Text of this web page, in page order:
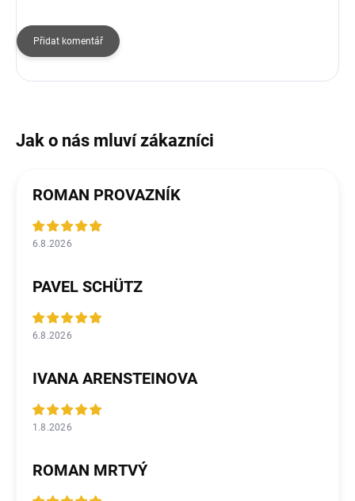
Přidat komentář
ROMAN PROVAZNÍK
6.8.2026
PAVEL SCHÜTZ
6.8.2026
IVANA ARENSTEINOVA
1.8.2026
ROMAN MRTVÝ